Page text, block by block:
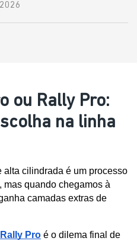
ou Rally Pro:
na linha
alta cilindrada é um processo
mas quando chegamos à
camadas extras de
Rally Pro é o dilema final de